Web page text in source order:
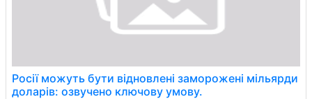
Росії можуть бути відновлені заморожені мільярди
доларів: озвучено ключову умову.